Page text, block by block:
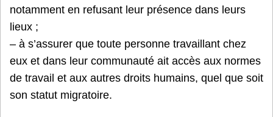
notamment en refusant leur présence dans leurs
lieux ;
– à s’assurer que toute personne travaillant chez
eux et dans leur communauté ait accès aux normes
de travail et aux autres droits humains, quel que soit
son statut migratoire.